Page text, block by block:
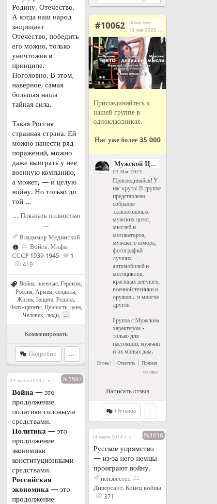
Родину, Отечество.
А когда наш народ
защищает
Отечество, победить
его можно, только
уничтожив в
принципе.
Поголовно. В этом,
наверное, самая
большая наша
тайная сила.
Такая Россия
странная страна. Ей
можно нанести ряд
поражений, можно
даже выиграть у нее
военную компанию,
а может, — и целую
войну. Но только до
той ...
... Показать полностью
...
Владимир Мединский
Война. Мифы
СССР 1939-1945
1
419
Война, военные, Героизм,
Россия Армия, солдаты
Жизнь Защита Родина
Фото-цитаты, Ценность, цена,
Человек, люди, ...
Комменировать
Подробно ...
#10062
Добавлено
12 мая 2022 г. в 14:03
Присоединяйтесь к
нашей группе в
одноклассниках.
Нас уже более 35 000
Мужской Цитатник Рунета
03 Mar 2023
Присоединяйся! У
нас круто! В группе
представлено
собрание
эксклюзивных
мужских цитат,
мыслей и
мотиваторов,
мужского юмора,
фотографий
лучших
автомобилей и
мотоциклов,
красивых девушек,
военной техники и
оружия... и многое
другое.
Группа с Мужским
характером -
только для
настоящих мужчин
и их милых дам.
Огонь! | Ответить | Прямая
ссылка
Написать отзыв
Отзывы +
14 марта 2014 г. в 09:50№1597
Война — это
продолжение
политики силовыми
средствами.
Политика — это
продолжение
экономики
конституционными
средствами.
Российская
экономика — это
продолжение
14 марта 2014 г. в 13:35№1616
Русское упрямство
— из-за него немцы
проиграют войну.
неизвестен
Диверсант. Конец войны
371